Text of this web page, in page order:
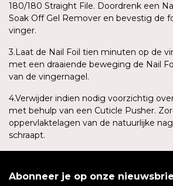
180/180 Straight File. Doordrenk een
Soak Off Gel Remover en bevestig de
vinger.
3.Laat de Nail Foil tien minuten op de
met een draaiende beweging de Nail
van de vingernagel.
4.Verwijder indien nodig voorzichtig
met behulp van een Cuticle Pusher.
oppervlaktelagen van de natuurlijke
schraapt.
Abonneer je op onze